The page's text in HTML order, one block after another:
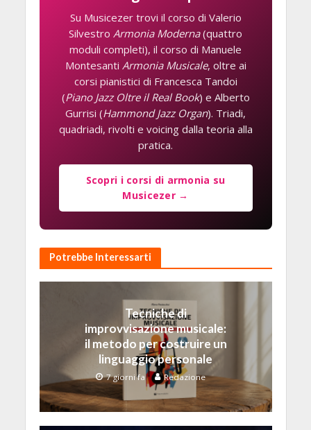
Su Musicezer trovi il corso di Valerio
Silvestro Armonia Moderna(quattro
moduli completi), il corso di Manuele
Montesanti Armonia Musicale, oltre ai
corsi pianistici di Francesca Tandoi
(Piano Jazz Oltre il Real Book) e Alberto
Gurrisi (Hammond Jazz Organ). Triadi,
quadriadi, rivolti e voicing dalla teoria alla
pratica.
Scopri i corsi di armonia su
Musicezer →
Potrebbe Interessarti
Tecniche di
improvvisazione musicale:
il metodo per costruire un
linguaggio personale
7 giorni fa Redazione